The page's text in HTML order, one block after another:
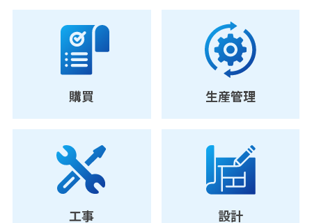
購買 生産管理
工事 設計